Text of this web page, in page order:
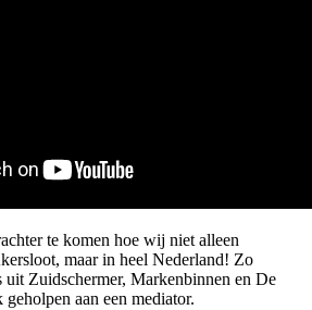
te komen hoe wij niet alleen
maar in heel Nederland! Zo
uit Zuidschermer, Markenbinnen en De
aan een mediator.